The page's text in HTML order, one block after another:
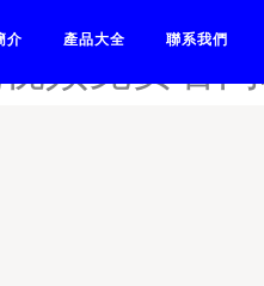
视频app
介 產品大全 聯系我們